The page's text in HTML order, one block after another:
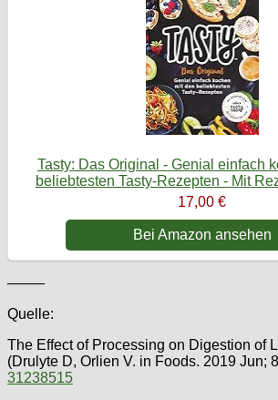
Tasty: Das Original - Genial einfach
beliebtesten Tasty-Rezepten - Mit
17,00 €
Bei Amazon ansehen
——–
Quelle:
The Effect of Processing on Digestion of
(Drulyte D, Orlien V. in Foods. 2019 Jun;
31238515